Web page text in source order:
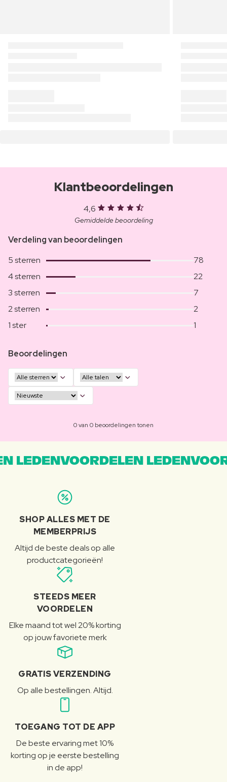
Klantbeoordelingen
4,6
Gemiddelde beoordeling
Verdeling van beoordelingen
5 sterren
78
4 sterren
22
3 sterren
7
2 sterren
2
1 ster
1
Beoordelingen
0 van 0 beoordelingen tonen
LEDENVOORDELEN
SHOP ALLES MET DE
MEMBERPRIJS
Altijd de beste deals op alle
productcategorieën!
STEEDS MEER
VOORDELEN
Elke maand tot wel 20% korting
op jouw favoriete merk
GRATIS VERZENDING
Op alle bestellingen. Altijd.
TOEGANG TOT DE APP
De beste ervaring met 10%
korting op je eerste bestelling
in de app!